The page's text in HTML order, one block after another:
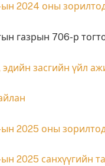
2024 оны
газрын 706-р
засгийн үйл
2025 оны
2025 санхүүгийн